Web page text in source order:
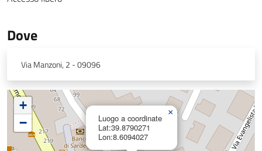
Dove
Via Manzoni, 2 - 09096
Luogo a coordinate
Lat:39.8790271
Lon:8.6094027
×
+
−